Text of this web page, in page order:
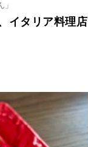
イタリア料理店